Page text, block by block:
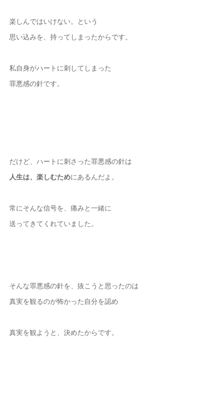
楽しんではいけない。という
思い込みを、持ってしまったからです。
私自身がハートに刺してしまった
罪悪感の針です。
だけど、ハートに刺さった罪悪感の針は
人生は、楽しむためにあるんだよ。
常にそんな信号を、痛みと一緒に
送ってきてくれていました。
そんな罪悪感の針を、抜こうと思ったのは
真実を観るのが怖かった自分を認め
真実を観ようと、決めたからです。